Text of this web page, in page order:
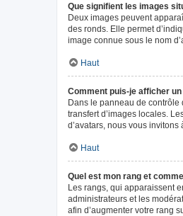
Que signifient les images
Deux images peuvent
des ronds. Elle permet
image connue sous le nom
Haut
Comment puis-je afficher
Dans le panneau de contrôle
transfert d’images locales.
d’avatars, nous vous
Haut
Quel est mon rang et
Les rangs, qui apparaissent
administrateurs et les
afin d’augmenter votre rang